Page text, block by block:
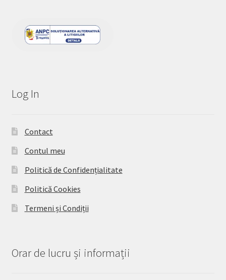
Log In
Contact
Contul meu
Politică de Confidențialitate
Politică Cookies
Termeni și Condiții
Orar de lucru și informații